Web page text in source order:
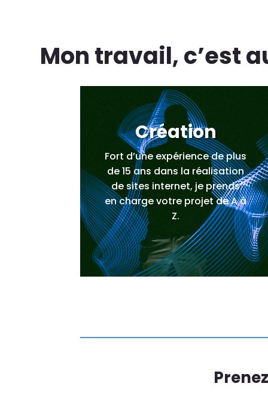
Mon travail, c’est
Création
Fort d’une expérience de plus
de 15 ans dans la réalisation
de sites internet, je prends
en charge votre projet de A à
Z.